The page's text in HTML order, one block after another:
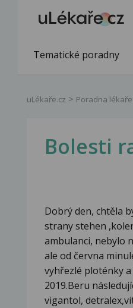
Tematické poradny
uLékaře.cz Poradna lékaře
Bolesti
Dobrý den, chtěla
strany stehen
ambulanci, nebylo
ale od června
vyhřezlé ploténky
2019.Beru
vigantol,